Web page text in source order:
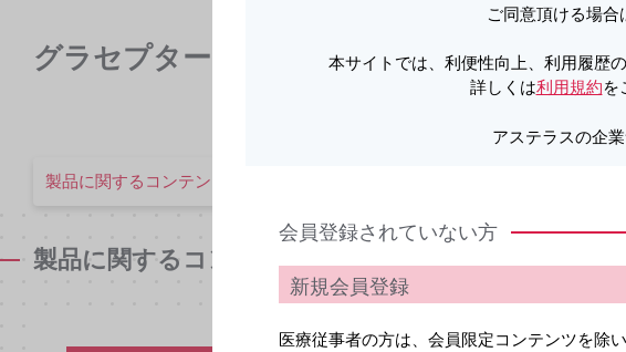
グラセプター
製品に関するコンテンツ
製品に関するコンテンツ
ご同意頂ける場合
本サイトでは、利便性向上、利用履歴
詳しくは利用規約を
アステラスの企
会員登録されていない方
新規会員登録
医療従事者の方は、会員限定コンテンツを除